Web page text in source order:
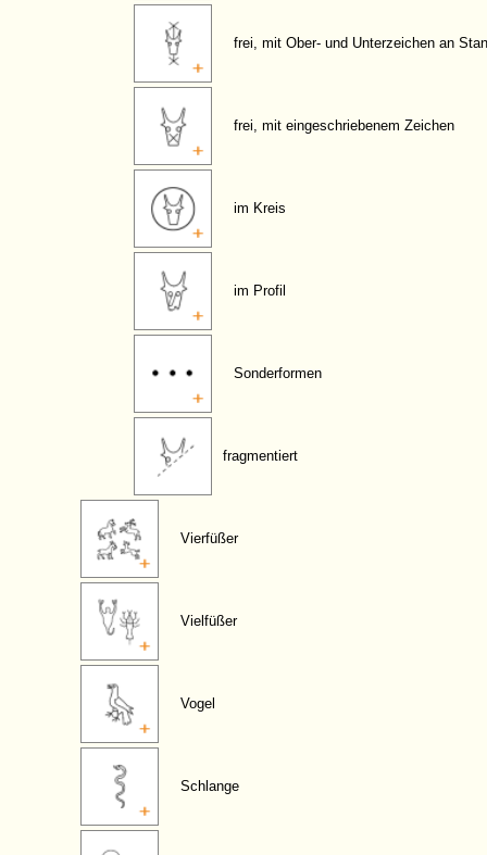
frei, mit Ober- und Unterzeichen an
frei, mit eingeschriebenem Zeichen
im Kreis
im Profil
Sonderformen
fragmentiert
Vierfüßer
Vielfüßer
Vogel
Schlange